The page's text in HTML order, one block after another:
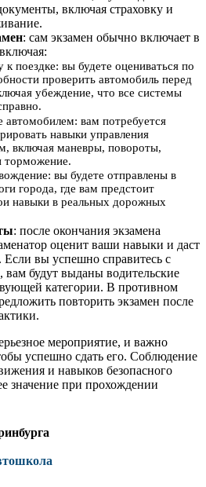
включая страховку и
: сам экзамен обычно включает в
к поездке: вы будете оцениваться по
проверить автомобиль перед
убеждение, что все системы
автомобилем: вам потребуется
навыки управления
включая маневры, повороты,
торможение.
вы будете отправлены в
города, где вам предстоит
навыки в реальных дорожных
: после окончания экзамена
оценит ваши навыки и даст
Если вы успешно справитесь с
вам будут выданы водительские
категории. В противном
повторить экзамен после
мероприятие, и важно
успешно сдать его. Соблюдение
и навыков безопасного
значение при прохождении